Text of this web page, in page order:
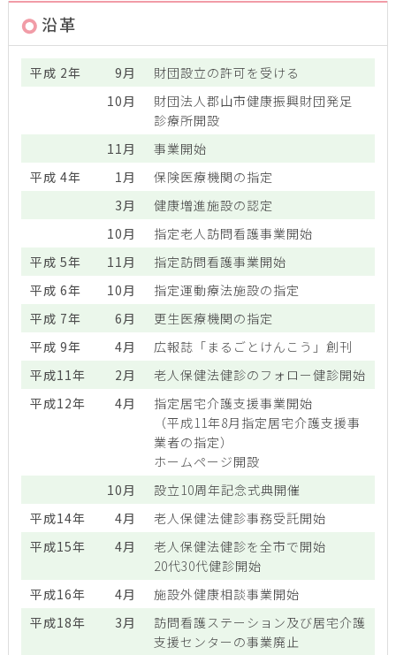
沿革
平成 2年 9月
財団設立の許可を受ける
10月
財団法人郡山市健康振興財団発足
診療所開設
11月
事業開始
平成 4年
1月
保険医療機関の指定
3月
健康増進施設の認定
10月
指定老人訪問看護事業開始
平成 5年
11月
指定訪問看護事業開始
平成 6年
10月
指定運動療法施設の指定
平成 7年
6月
更生医療機関の指定
平成 9年
4月
広報誌「まるごとけんこう」創刊
平成11年
2月
老人保健法健診のフォロー健診開始
平成12年
4月
指定居宅介護支援事業開始
（平成11年8月指定居宅介護支援事
業者の指定）
ホームページ開設
10月
設立10周年記念式典開催
平成14年
4月
老人保健法健診事務受託開始
平成15年
4月
老人保健法健診を全市で開始
20代30代健診開始
平成16年
4月
施設外健康相談事業開始
平成18年
3月
訪問看護ステーション及び居宅介護
支援センターの事業廃止